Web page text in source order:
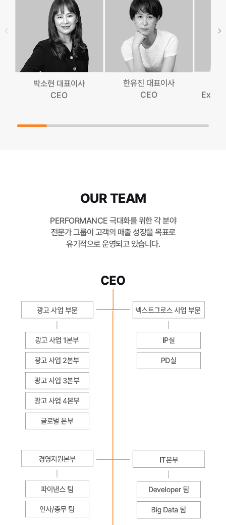
박소현 대표이사
CEO
한유진 대표이사
CEO
OUR TEAM
PERFORMANCE 극대화를 위한 각 분야
전문가 그룹이 고객의 매출 성장을 목표로
유기적으로 운영되고 있습니다.